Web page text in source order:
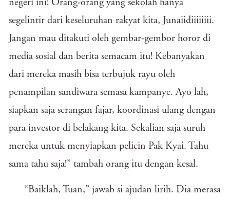
negeri ini! Orang-orang yang sekolah hanya
segelintir dari keseluruhan rakyat kita, Junaiidiiiiiiii.
Jangan mau ditakuti oleh gembar-gembor horor di
media sosial dan berita semacam itu! Kebanyakan
dari mereka masih bisa terbujuk rayu oleh
penampilan sandiwara semasa kampanye. Ayo lah,
siapkan saja serangan fajar, koordinasi ulang dengan
para investor di belakang kita. Sekalian saja suruh
mereka untuk menyiapkan pelicin Pak Kyai. Tahu
sama tahu saja!” tambah orang itu dengan kesal.
“Baiklah, Tuan,” jawab si ajudan lirih. Dia merasa